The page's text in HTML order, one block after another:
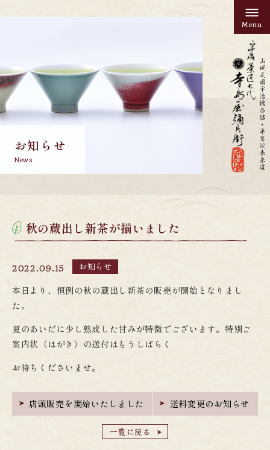
Menu
お知らせ
News
秋の蔵出し新茶が揃いました
2022.09.15 お知らせ
本日より、恒例の秋の蔵出し新茶の販売が開始となりまし
た。
夏のあいだに少し熟成した甘みが特徴でございます。特別ご
案内状（はがき）の送付はもうしばらく
お待ちくださいませ。
店頭販売を開始いたしました 送料変更のお知らせ
一覧に戻る